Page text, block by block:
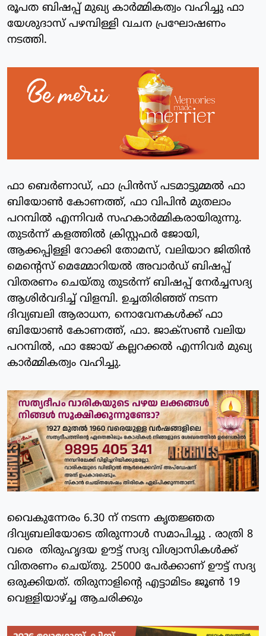
രൂപത ബിഷപ്പ് മുഖ്യ കാർമ്മികത്വം വഹിച്ചു ഫാ
യേശുദാസ് പഴമ്പിള്ളി വചന പ്രഘോഷണം
നടത്തി.
ഫാ ബെർണാഡ്, ഫാ പ്രിൻസ് പടമാട്ടുമ്മൽ ഫാ
ബിയോൺ കോണത്ത്, ഫാ വിപിൻ മുതലാം
പറമ്പിൽ എന്നിവർ സഹകാർമ്മികരായിരുന്നു.
തുടർന്ന് കളത്തിൽ ക്രിസ്റ്റഫർ ജോയി,
ആക്കപ്പിള്ളി റോക്കി തോമസ്, വലിയാറ ജിതിൻ
മെൻ്റെസ് മെമ്മോറിയൽ അവാർഡ് ബിഷപ്പ്
വിതരണം ചെയ്തു തുടർന്ന് ബിഷപ്പ് നേർച്ചസദ്യ
ആശിർവദിച്ച് വിളമ്പി. ഉച്ചതിരിഞ്ഞ് നടന്ന
ദിവ്യബലി ആരാധന, നൊവേനകൾക്ക് ഫാ
ബിയോൺ കോണത്ത്, ഫാ. ജാക്സൺ വലിയ
പറമ്പിൽ, ഫാ ജോയ് കല്ലറക്കൽ എന്നിവർ മുഖ്യ
കാർമ്മികത്വം വഹിച്ചു.
വൈകുന്നേരം 6.30 ന് നടന്ന കൃതജ്ഞത
ദിവ്യബലിയോടെ തിരുന്നാൾ സമാപിച്ചു . രാത്രി 8
വരെ തിരുഹൃദയ ഊട്ട് സദ്യ വിശ്വാസികൾക്ക്
വിതരണം ചെയ്തു. 25000 പേർക്കാണ് ഊട്ട് സദ്യ
ഒരുക്കിയത്. തിരുനാളിൻ്റെ എട്ടാമിടം ജൂൺ 19
വെള്ളിയാഴ്ച്ച ആചരിക്കും